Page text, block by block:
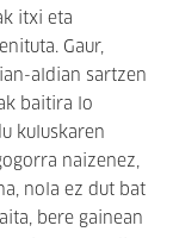
itxi eta
Gaur,
aldian sartzen
baitira lo
kuluskaren
naizenez,
nola ez dut bat
bere gainean